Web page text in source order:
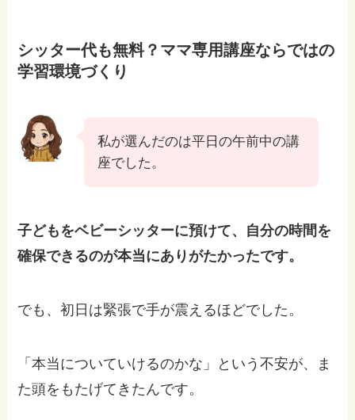
シッター代も無料？ママ専用講座ならではの
学習環境づくり
私が選んだのは平日の午前中の講
座でした。
子どもをベビーシッターに預けて、自分の時間を
確保できるのが本当にありがたかったです。
でも、初日は緊張で手が震えるほどでした。
「本当についていけるのかな」という不安が、ま
た頭をもたげてきたんです。